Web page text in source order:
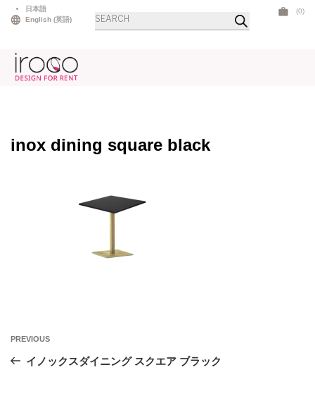
日本語
English (英語)
Products
search
(0)
inox dining square black
投
稿
Previous
PREVIOUS
イノックスダイニング スクエア ブラック